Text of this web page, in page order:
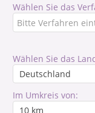
Wählen Sie das
Wählen Sie das
Im Umkreis von: